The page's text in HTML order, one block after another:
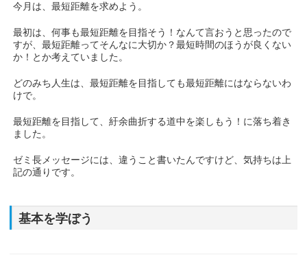
今月は、最短距離を求めよう。
最初は、何事も最短距離を目指そう！なんて言おうと思ったので
すが、最短距離ってそんなに大切か？最短時間のほうが良くない
か！とか考えていました。
どのみち人生は、最短距離を目指しても最短距離にはならないわ
けで。
最短距離を目指して、紆余曲折する道中を楽しもう！に落ち着き
ました。
ゼミ長メッセージには、違うこと書いたんですけど、気持ちは上
記の通りです。
基本を学ぼう